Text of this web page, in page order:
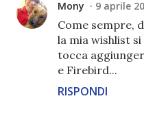
Mony 9 aprile
Come sempre,
la mia wishlist si
tocca
e Firebird...
RISPONDI